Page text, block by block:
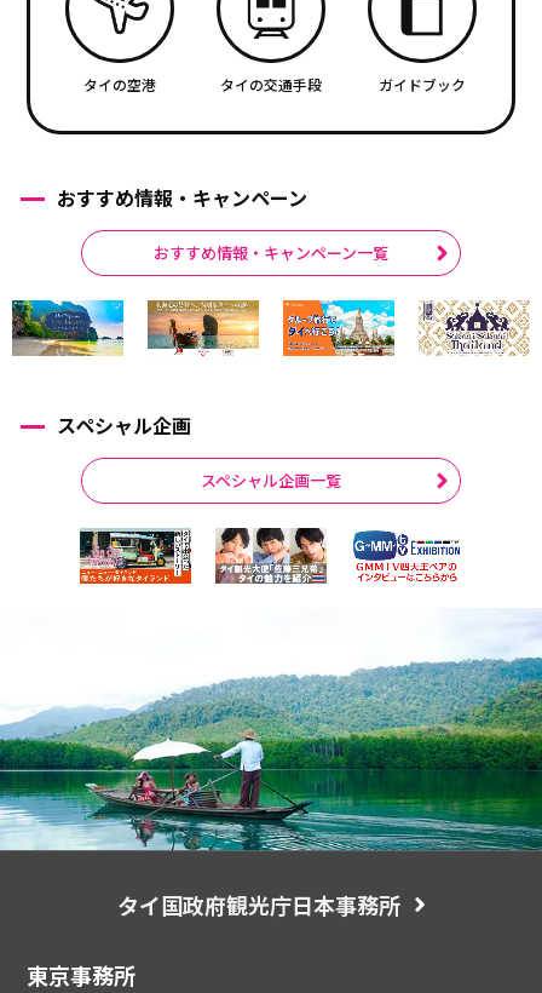
タイの空港 タイの交通手段 ガイドブック
おすすめ情報・キャンペーン
おすすめ情報・キャンペーン一覧
スペシャル企画
スペシャル企画一覧
タイ国政府観光庁日本事務所
東京事務所